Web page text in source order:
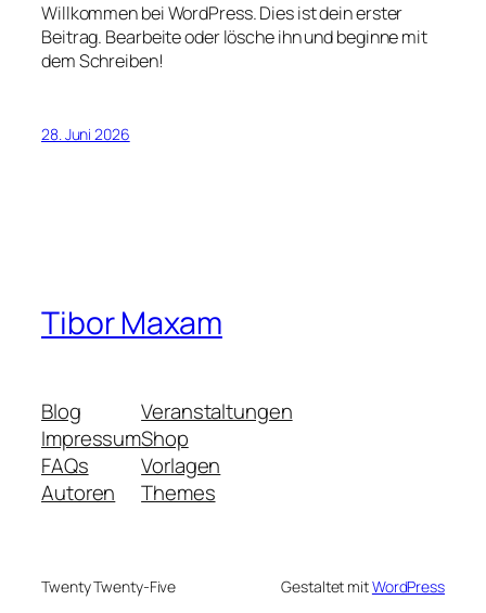
Willkommen bei WordPress. Dies ist dein erster
Beitrag. Bearbeite oder lösche ihn und beginne mit
dem Schreiben!
28. Juni 2026
Tibor Maxam
Blog
Impressum
FAQs
Autoren
Veranstaltungen
Shop
Vorlagen
Themes
Twenty Twenty-Five Gestaltet mitWordPress